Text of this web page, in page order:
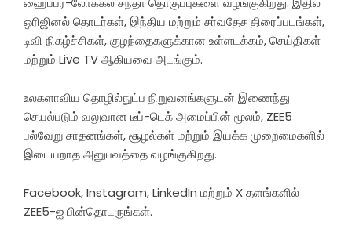
ஒரிஜினல் தொடர்கள், இந்திய மற்றும் சர்வதேச திரைப்படங்கள்,
டிவி நிகழ்ச்சிகள், குழந்தைகளுக்கான உள்ளடக்கம், செய்திகள்
மற்றும் Live TV ஆகியவை அடங்கும்.
உலகளாவிய தொழில்நுட்ப நிறுவனங்களுடன் இணைந்து
செயல்படும் வலுவான டீப்-டெக் அமைப்பின் மூலம், ZEE5
பல்வேறு சாதனங்கள், சூழல்கள் மற்றும் இயக்க முறைமைகளில்
இடையறாத அனுபவத்தை வழங்குகிறது.
Facebook, Instagram, LinkedIn மற்றும் X தளங்களில்
ZEE5-ஐ பின்தொடருங்கள்.